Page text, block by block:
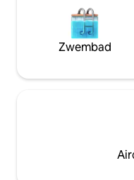
hardhouten vloeren en
met douche en een
binnenplaats. Stijlvol ingericht - de
woonkamer heeft een
Amazon Fire Stick -
een Tempurpedic
zitplaatsen voor vier.
binnenplaats ligt direct
met een Weber-
zitplaatsen voor vier. Centrale
Zwembad